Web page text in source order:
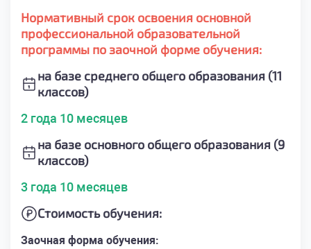
Нормативный срок освоения основной
профессиональной образовательной
программы по заочной форме обучения:
на базе среднего общего образования (11
классов)
2 года 10 месяцев
на базе основного общего образования (9
классов)
3 года 10 месяцев
Стоимость обучения:
Заочная форма обучения: